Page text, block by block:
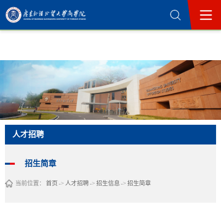
365英国上市公司(集团)官方网站-Official
人才招聘
招生简章
当前位置： 首页 -> 人才招聘-> 招生信息 -> 招生简章